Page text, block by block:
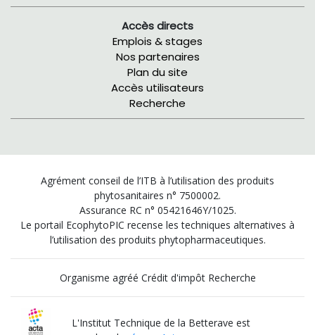
Accès directs
Emplois & stages
Nos partenaires
Plan du site
Accès utilisateurs
Recherche
Agrément conseil de l’ITB à l’utilisation des produits
phytosanitaires n° 7500002.
Assurance RC n° 05421646Y/1025.
Le portail EcophytoPIC recense les techniques alternatives à
l’utilisation des produits phytopharmaceutiques.
Organisme agréé Crédit d'impôt Recherche
L'Institut Technique de la Betterave est